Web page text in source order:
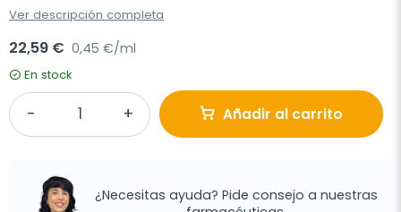
Ver descripción completa
22,59 € 0,45 €/ml
En stock
Añadir al carrito
¿Necesitas ayuda? Pide consejo a nuestras